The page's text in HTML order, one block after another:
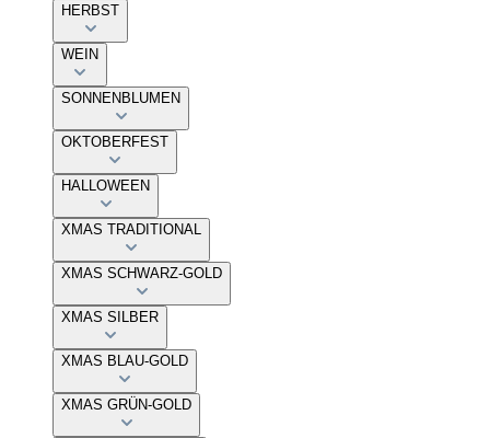
HERBST
WEIN
SONNENBLUMEN
OKTOBERFEST
HALLOWEEN
XMAS TRADITIONAL
XMAS SCHWARZ-GOLD
XMAS SILBER
XMAS BLAU-GOLD
XMAS GRÜN-GOLD